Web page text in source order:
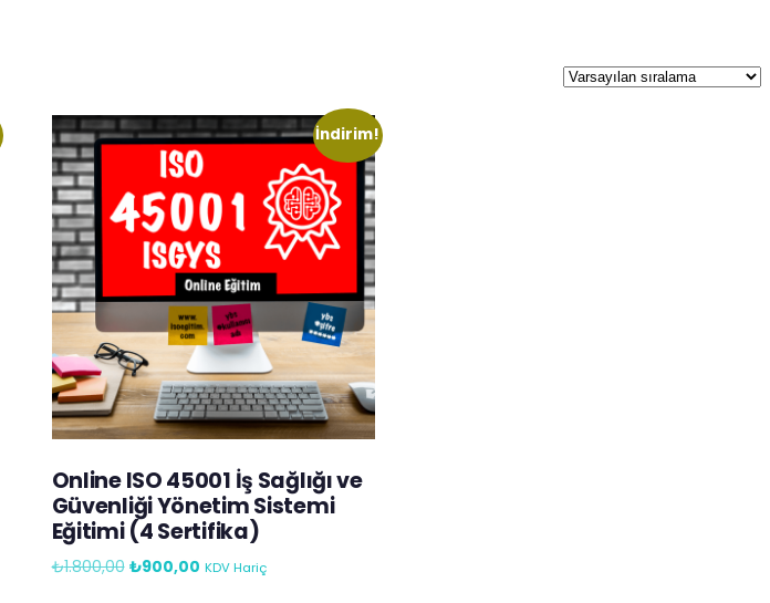
İndirim!
Online ISO 45001 İş Sağlığı ve
Güvenliği Yönetim Sistemi
Eğitimi (4 Sertifika)
₺1.800,00 ₺900,00 KDV Hariç